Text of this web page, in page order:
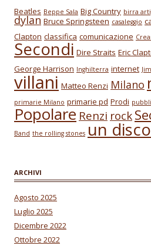
Beatles Beppe Sala Big Country birra
dylan Bruce Springsteen casaleggio
Clapton classifica comunicazione
Secondi Dire Straits Eric
George Harrison Inghilterra internet
villani Matteo Renzi Milano
primarie Milano primarie pd Prodi
Popolare Renzi rock
Band the rolling stones un
ARCHIVI
Agosto 2025
Luglio 2025
Dicembre 2022
Ottobre 2022